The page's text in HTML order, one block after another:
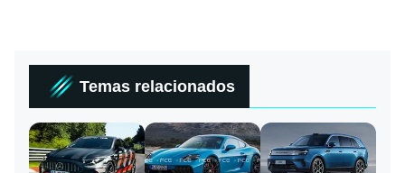
Temas relacionados